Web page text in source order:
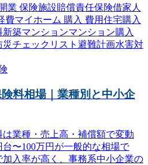
業 保険施設賠償責任保険借家人
費マイホーム 購入 費用住宅購入
新築マンションマンション購入
災チェックリスト 避難計画水害対
料相場｜業種別と中小企
業種・売上高・補償額で変動
〜100万円が一般的な相場で
入率が高く、事務系中小企業の